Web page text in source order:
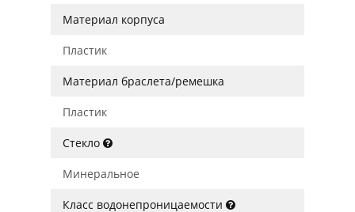
Материал корпуса
Пластик
Материал браслета/ремешка
Пластик
Стекло
Минеральное
Класс водонепроницаемости